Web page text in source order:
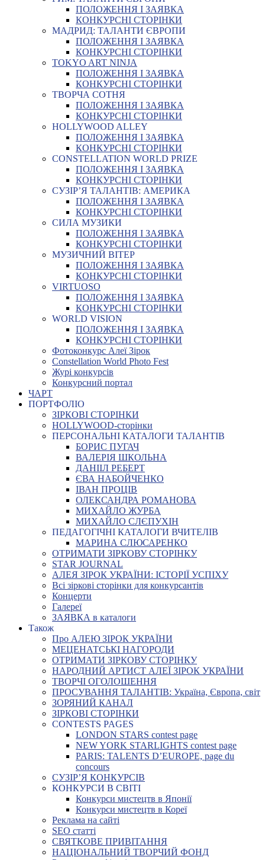
ПОЛОЖЕННЯ І ЗАЯВКА
КОНКУРСНІ СТОРІНКИ
МАДРИД: ТАЛАНТИ ЄВРОПИ
ПОЛОЖЕННЯ І ЗАЯВКА
КОНКУРСНІ СТОРІНКИ
TOKYO ART NINJA
ПОЛОЖЕННЯ І ЗАЯВКА
КОНКУРСНІ СТОРІНКИ
ТВОРЧА СОТНЯ
ПОЛОЖЕННЯ І ЗАЯВКА
КОНКУРСНІ СТОРІНКИ
HOLLYWOOD ALLEY
ПОЛОЖЕННЯ І ЗАЯВКА
КОНКУРСНІ СТОРІНКИ
CONSTELLATION WORLD PRIZE
ПОЛОЖЕННЯ І ЗАЯВКА
КОНКУРСНІ СТОРІНКИ
СУЗІР’Я ТАЛАНТІВ: АМЕРИКА
ПОЛОЖЕННЯ І ЗАЯВКА
КОНКУРСНІ СТОРІНКИ
СИЛА МУЗИКИ
ПОЛОЖЕННЯ І ЗАЯВКА
КОНКУРСНІ СТОРІНКИ
МУЗИЧНИЙ ВІТЕР
ПОЛОЖЕННЯ І ЗАЯВКА
КОНКУРСНІ СТОРІНКИ
VIRTUOSO
ПОЛОЖЕННЯ І ЗАЯВКА
КОНКУРСНІ СТОРІНКИ
WORLD VISION
ПОЛОЖЕННЯ І ЗАЯВКА
КОНКУРСНІ СТОРІНКИ
Фотоконкурс Алеї Зірок
Constellation World Photo Fest
Журі конкурсів
Конкурсний портал
ЧАРТ
ПОРТФОЛІО
ЗІРКОВІ СТОРІНКИ
HOLLYWOOD-сторінки
ПЕРСОНАЛЬНІ КАТАЛОГИ ТАЛАНТІВ
БОРИС ПУГАЧ
ВАЛЕРІЯ ШКОЛЬНА
ДАНІІЛ РЕБЕРТ
ЄВА НАБОЙЧЕНКО
ІВАН ПРОЦІВ
ОЛЕКСАНДРА РОМАНОВА
МИХАЙЛО ЖУРБА
МИХАЙЛО СЛЄПУХІН
ПЕДАГОГІЧНІ КАТАЛОГИ ВЧИТЕЛІВ
МАРИНА СЛЮСАРЕНКО
ОТРИМАТИ ЗІРКОВУ СТОРІНКУ
STAR JOURNAL
АЛЕЯ ЗІРОК УКРАЇНИ: ІСТОРІЇ УСПІХУ
Всі зіркові сторінки для конкурсантів
Концерти
Галереї
ЗАЯВКА в каталоги
Також
Про АЛЕЮ ЗІРОК УКРАЇНИ
МЕЦЕНАТСЬКІ НАГОРОДИ
ОТРИМАТИ ЗІРКОВУ СТОРІНКУ
НАРОДНИЙ АРТИСТ АЛЕЇ ЗІРОК УКРАЇНИ
ТВОРЧІ ОГОЛОШЕННЯ
ПРОСУВАННЯ ТАЛАНТІВ: Україна, Європа, світ
ЗОРЯНИЙ КАНАЛ
ЗІРКОВІ СТОРІНКИ
CONTESTS PAGES
LONDON STARS contest page
NEW YORK STARLIGHTS contest page
PARIS: TALENTS D’EUROPE, page du
concours
СУЗІР’Я КОНКУРСІВ
КОНКУРСИ В СВІТІ
Конкурси мистецтв в Японії
Конкурси мистецтв в Кореї
Реклама на сайті
SEO статті
СВЯТКОВЕ ПРИВІТАННЯ
НАЦІОНАЛЬНИЙ ТВОРЧИЙ ФОНД